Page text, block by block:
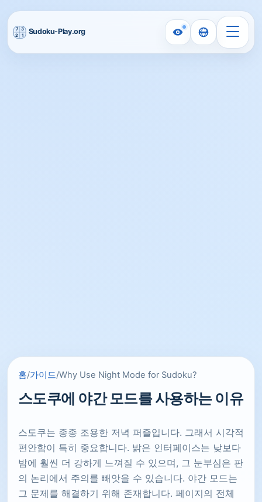
홈/가이드/Why Use Night Mode for Sudoku?
스도쿠에 야간 모드를 사용하는 이유
스도쿠는 종종 조용한 저녁 퍼즐입니다. 그래서 시각적
편안함이 특히 중요합니다. 밝은 인터페이스는 낮보다
밤에 훨씬 더 강하게 느껴질 수 있으며, 그 눈부심은 판
의 논리에서 주의를 빼앗을 수 있습니다. 야간 모드는
그 문제를 해결하기 위해 존재합니다. 페이지의 전체